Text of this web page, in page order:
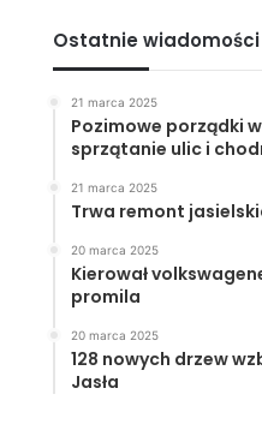
Ostatnie wiadomości
21 marca 2025
Pozimowe porządki
sprzątanie ulic i
21 marca 2025
Trwa remont
20 marca 2025
Kierował
promila
20 marca 2025
128 nowych drzew
Jasła